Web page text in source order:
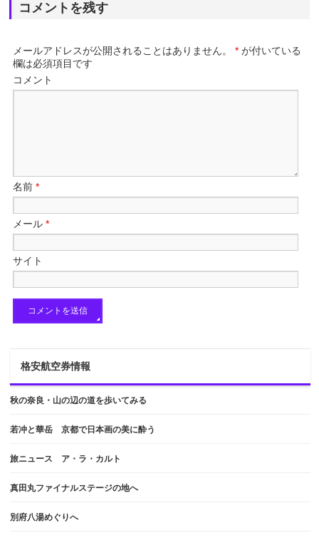
コメントを残す
メールアドレスが公開されることはありません。 * が付いている
欄は必須項目です
コメント
名前*
メール*
サイト
格安航空券情報
秋の奈良・山の辺の道を歩いてみる
若冲と華岳 京都で日本画の美に酔う
旅ニュース ア・ラ・カルト
真田丸ファイナルステージの地へ
別府八湯めぐりへ